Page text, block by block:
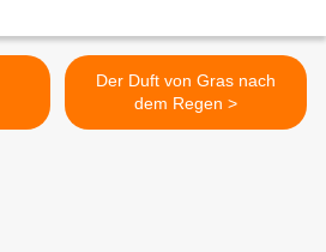
Der Duft von Gras nach
dem Regen >